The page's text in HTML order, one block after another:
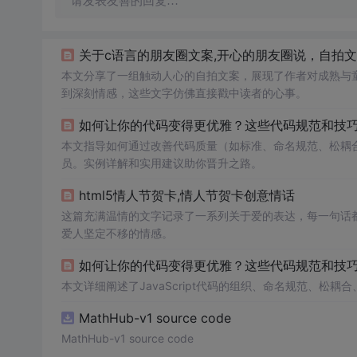
关于c语言的朋友圈文案,开心的朋友圈说，自拍
本文分享了一组触动人心的自拍文案，展现了作者对成熟
到深刻情感，这些文字仿佛直接戳中读者的心事。
如何让你的代码变得更优雅？这些代码规范和技
本文指导如何通过改善代码质量（如标准、命名规范、松
员。实例详解和实用建议助你晋升之路。
html5情人节贺卡,情人节贺卡创意情话
这篇充满温情的文字记录了一系列关于爱的表达，每一句
爱人坚定不移的情感。
本文详细阐述了JavaScript代码的组织、命名规范、松耦
MathHub-v1 source code
MathHub-v1 source code